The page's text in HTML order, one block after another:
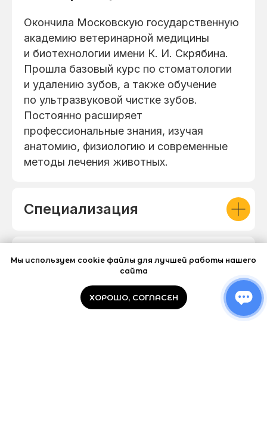
Окончила Московскую государственную
академию ветеринарной медицины
и биотехнологии имени К. И. Скрябина.
Прошла базовый курс по стоматологии
и удалению зубов, а также обучение
по ультразвуковой чистке зубов.
Постоянно расширяет
профессиональные знания, изучая
анатомию, физиологию и современные
методы лечения животных.
Специализация
Принципы работы
Мы используем cookie файлы для лучшей работы нашего
сайта
ХОРОШО, СОГЛАСЕН